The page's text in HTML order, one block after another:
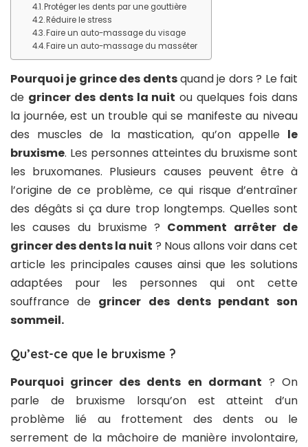
Protéger les dents par une gouttière
Réduire le stress
Faire un auto-massage du visage
Faire un auto-massage du masséter
Pourquoi je grince des dentsquand je dors ? Le fait
de grincer des dents la nuit ou quelques fois dans
la journée, est un trouble qui se manifeste au niveau
des muscles de la mastication, qu’on appelle le
bruxisme. Les personnes atteintes du bruxisme sont
les bruxomanes. Plusieurs causes peuvent être à
l’origine de ce problème, ce qui risque d’entraîner
des dégâts si ça dure trop longtemps. Quelles sont
les causes du bruxisme ? Comment arrêter de
grincer des dents la nuit ? Nous allons voir dans cet
article les principales causes ainsi que les solutions
adaptées pour les personnes qui ont cette
souffrance de grincer des dents pendant son
sommeil.
Qu’est-ce que le bruxisme ?
Pourquoi grincer des dents en dormant ? On
parle de bruxisme lorsqu’on est atteint d’un
problème lié au frottement des dents ou le
serrement de la mâchoire de manière involontaire,